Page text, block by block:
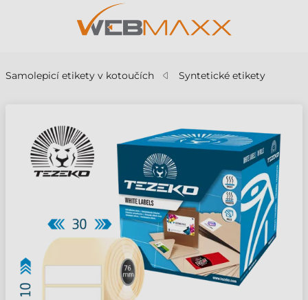
Samolepicí etikety v kotoučích Syntetické etikety